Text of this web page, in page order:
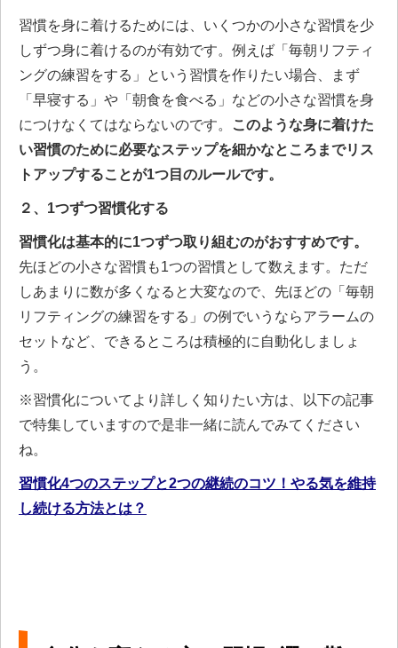
習慣を身に着けるためには、いくつかの小さな習慣を少
しずつ身に着けるのが有効です。例えば「毎朝リフティ
ングの練習をする」という習慣を作りたい場合、まず
「早寝する」や「朝食を食べる」などの小さな習慣を身
につけなくてはならないのです。
このような身に着けた
い習慣のために必要なステップを細かなところまでリス
トアップすることが1つ目のルールです。
２、1つずつ習慣化する
習慣化は基本的に1つずつ取り組むのがおすすめです。
先ほどの小さな習慣も1つの習慣として数えます。ただ
しあまりに数が多くなると大変なので、先ほどの「毎朝
リフティングの練習をする」の例でいうならアラームの
セットなど、できるところは積極的に自動化しましょ
う。
※習慣化についてより詳しく知りたい方は、以下の記事
で特集していますので是非一緒に読んでみてください
ね。
習慣化4つのステップと2つの継続のコツ！やる気を維持
し続ける方法とは？